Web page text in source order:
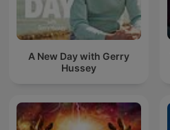
A New Day with Gerry
Hussey